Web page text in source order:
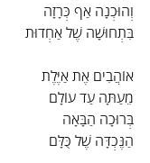
וְהוּכְנָה אַף כְּרָזָה
בִּתְחוּשָׁה שֶׁל אַחְדוּת
אוֹהֲבִים אֶת אַיֶּלֶת
מֵעַתָּה עַד עוֹלָם
בְּרוּכָה הַבָּאָה
הַנֶּכְדָּה שֶׁל כֻּלָּם